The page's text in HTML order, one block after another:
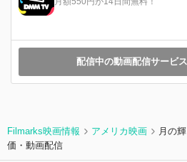
配信中の動画配信サービ
Filmarks映画情報 アメリカ映画
月の
価・動画配信